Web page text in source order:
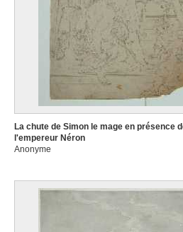
La chute de Simon le mage en présence
l'empereur Néron
Anonyme